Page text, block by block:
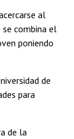
al
se combina el
poniendo
de
para
de la